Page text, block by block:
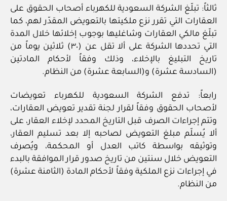
ثالثاً: تبلّغ الشركة السعودية للكهرباء أصحاب الحقوق على
العقارات التي تقرر نزع ملكيتها بالتعويض المقدّر لهم، كما
تبلّغ مالكي العقارات وشاغليها بوجوب إخلائها خلال المدة
التي تحددها الشركة على ألا تقل عن (٣٠) ثلاثين يوماً من
تاريخ التبليغ بالإخلاء، وذلك وفقاً لأحكام المادتين
(السادسة عشرة) و(السابعة عشرة) من النظام.
رابعاً: تدفع الشركة السعودية للكهرباء تعويضات
لأصحاب الحقوق وفقاً لقرار لجنة تقدير تعويض العقارات،
وتتم إجراءات الصرف قبل التاريخ المحدد لإخلاء العقار، على
ألا يُسلّم مبلغ التعويض لصاحبه إلا بعد تسليم العقار،
وتوثيقه بواسطة كاتب العدل أو المحكمة، ويُصرف
التعويض خلال سنتين من تاريخ صدور قرار الموافقة بالبدء
في إجراءات نزع الملكية وفقاً لأحكام المادة (الثامنة عشرة)
من النظام.